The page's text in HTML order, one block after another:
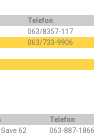
Telefon
063/8357-117
063/733-9906
Telefon
62
063-887-1866